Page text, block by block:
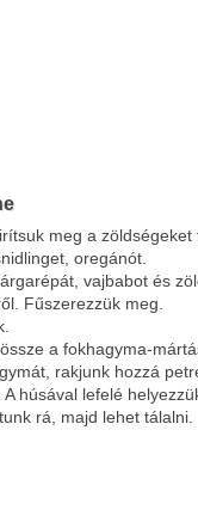
meg a
oregánót.
vajbabot és
Fűszerezzük meg.
a fokhagyma-
rakjunk hozzá
húsával lefelé
rá, majd lehet tálalni.